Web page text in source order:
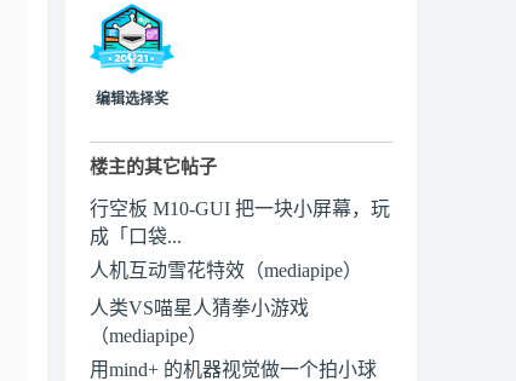
编辑选择奖
楼主的其它帖子
行空板 M10-GUI 把一块小屏幕，玩
成「口袋...
人机互动雪花特效（mediapipe）
人类VS喵星人猜拳小游戏
（mediapipe）
用mind+ 的机器视觉做一个拍小球